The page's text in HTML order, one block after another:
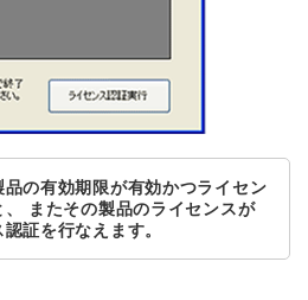
の有効期限が有効かつライセン
またその製品のライセンスが
証を行なえます。